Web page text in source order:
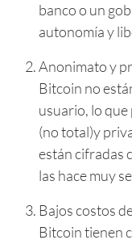
banco o un
autonomía y
Anonimato y
Bitcoin no
usuario, lo
(no total)y
están cifradas
las hace muy
Bajos costos
Bitcoin tienen